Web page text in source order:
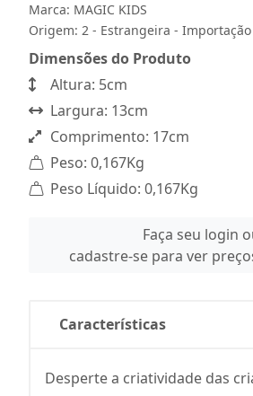
Marca: MAGIC KIDS
Origem: 2 - Estrangeira -
Dimensões do Produto
Altura: 5cm
Largura: 13cm
Comprimento: 17cm
Peso: 0,167Kg
Peso Líquido: 0,167Kg
Faça seu login
cadastre-se para ver
Características
Desperte a criatividade das